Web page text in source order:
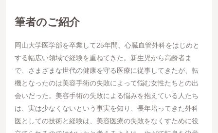
筆者のご紹介
岡山大学医学部を卒業して25年間、心臓血管外科をはじめと
する幅広い領域で経験を重ねてきた。新生児から高齢者ま
で、さまざまな世代の健康を守る医療に従事してきたが、転
機となったのは美容手術の失敗によって悩む女性たちとの出
会いだった。美容手術の失敗による悩みを抱えている人たち
は、実は少なくないという事実を知り、長年培ってきた外科
医としての技術と経験は、美容医療の失敗をなくすために役